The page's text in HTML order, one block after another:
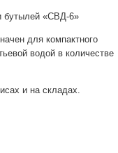
бутылей «СВД-6»
для компактного
водой в количестве
и на складах.